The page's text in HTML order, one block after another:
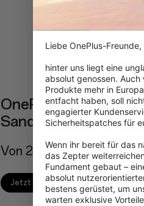
OnePlus 15R
Sandstone
Magnetic Case
Von 24,99 €
Jetzt kaufen
Liebe OnePlus-Freunde,
hinter uns liegt eine
absolut genossen.
Produkte mehr in
entfacht haben, soll
engagierter
Sicherheitspatches für
Wenn ihr bereit für das
das Zepter
Fundament gebaut –
absolut
bestens gerüstet, um
warten exklusive